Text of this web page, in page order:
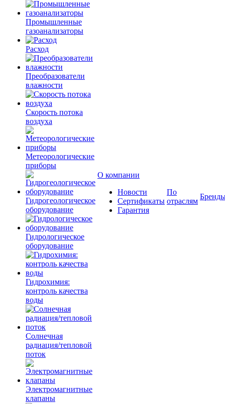
Промышленные
газоанализаторы
Расход
Преобразователи
влажности
Скорость потока
воздуха
Метеорологические
приборы
Гидрогеологическое
оборудование
Гидрологическое
оборудование
Гидрохимия:
контроль качества
воды
Солнечная
радиация/тепловой
поток
Электромагнитные
клапаны
О компании
Новости
Сертификаты
Гарантия
По
отраслям